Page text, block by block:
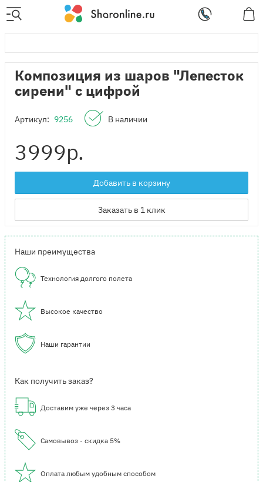
Композиция из шаров "Лепесток
сирени" с цифрой
Артикул: 9256 В наличии
3999р.
Добавить в корзину
Заказать в 1 клик
Наши преимущества
Технология долгого полета
Высокое качество
Наши гарантии
Как получить заказ?
Доставим уже через 3 часа
Самовывоз - скидка 5%
Оплата любым удобным способом